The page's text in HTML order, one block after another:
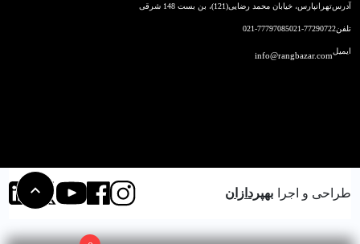
آدرستهرانپارس، خیابان محمد رضایی(121)، بن بست 148 شرقی
تلفن021-77290722
021-77797085
ایمیلinfo@rangbazar.com
طراحی و اجرا بهپردازان